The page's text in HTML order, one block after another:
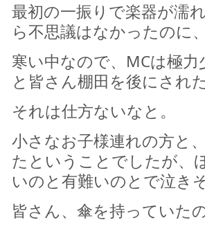
最初の一振りで楽器が濡
ら不思議はなかったのに
寒い中なので、MCは極
と皆さん棚田を後にされ
それは仕方ないなと。
小さなお子様連れの方と
たということでしたが、
いのと有難いのとで泣き
皆さん、傘を持っていた